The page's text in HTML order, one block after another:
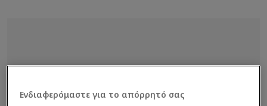
Ενδιαφερόμαστε για το απόρρητό σας